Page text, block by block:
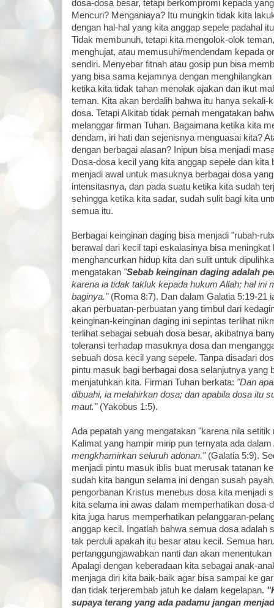
dosa-dosa besar, tetapi berkompromi kepada
Mencuri? Menganiaya? Itu mungkin tidak kita
dengan hal-hal yang kita anggap sepele padahal
Tidak membunuh, tetapi kita mengolok-olok
menghujat, atau memusuhi/mendendam kepada
sendiri. Menyebar fitnah atau gosip pun bisa
yang bisa sama kejamnya dengan
ketika kita tidak tahan menolak ajakan dan ikut
teman. Kita akan berdalih bahwa itu hanya sekali-
dosa. Tetapi Alkitab tidak pernah mengatakan
melanggar firman Tuhan. Bagaimana ketika kita
dendam, iri hati dan sejenisnya menguasai kita?
dengan berbagai alasan? Inipun bisa menjadi
Dosa-dosa kecil yang kita anggap sepele dan kita
menjadi awal untuk masuknya berbagai dosa
intensitasnya, dan pada suatu ketika kita sudah
sehingga ketika kita sadar, sudah sulit bagi kita
semua itu.
Berbagai keinginan daging bisa menjadi "rubah-
berawal dari kecil tapi eskalasinya bisa
menghancurkan hidup kita dan sulit untuk
mengatakan "Sebab keinginan daging adalah
karena ia tidak takluk kepada hukum Allah; hal ini
baginya."(Roma 8:7). Dan dalam Galatia 5:19-21
akan perbuatan-perbuatan yang timbul dari
keinginan-keinginan daging ini sepintas terlihat
terlihat sebagai sebuah dosa besar, akibatnya
toleransi terhadap masuknya dosa dan
sebuah dosa kecil yang sepele. Tanpa disadari
pintu masuk bagi berbagai dosa selanjutnya yang
menjatuhkan kita. Firman Tuhan berkata: "Dan
dibuahi, ia melahirkan dosa; dan apabila dosa itu
maut."(Yakobus 1:5).
Ada pepatah yang mengatakan "karena nila
Kalimat yang hampir mirip pun ternyata ada
mengkhamirkan seluruh adonan."(Galatia 5:9).
menjadi pintu masuk iblis buat merusak tatanan
sudah kita bangun selama ini dengan susah
pengorbanan Kristus menebus dosa kita menjadi
kita selama ini awas dalam memperhatikan dosa-
kita juga harus memperhatikan pelanggaran-
anggap kecil. Ingatlah bahwa semua dosa adalah
tak perduli apakah itu besar atau kecil. Semua
pertanggungjawabkan nanti dan akan
Apalagi dengan keberadaan kita sebagai anak-
menjaga diri kita baik-baik agar bisa sampai ke
dan tidak terjerembab jatuh ke dalam kegelapan.
supaya terang yang ada padamu jangan